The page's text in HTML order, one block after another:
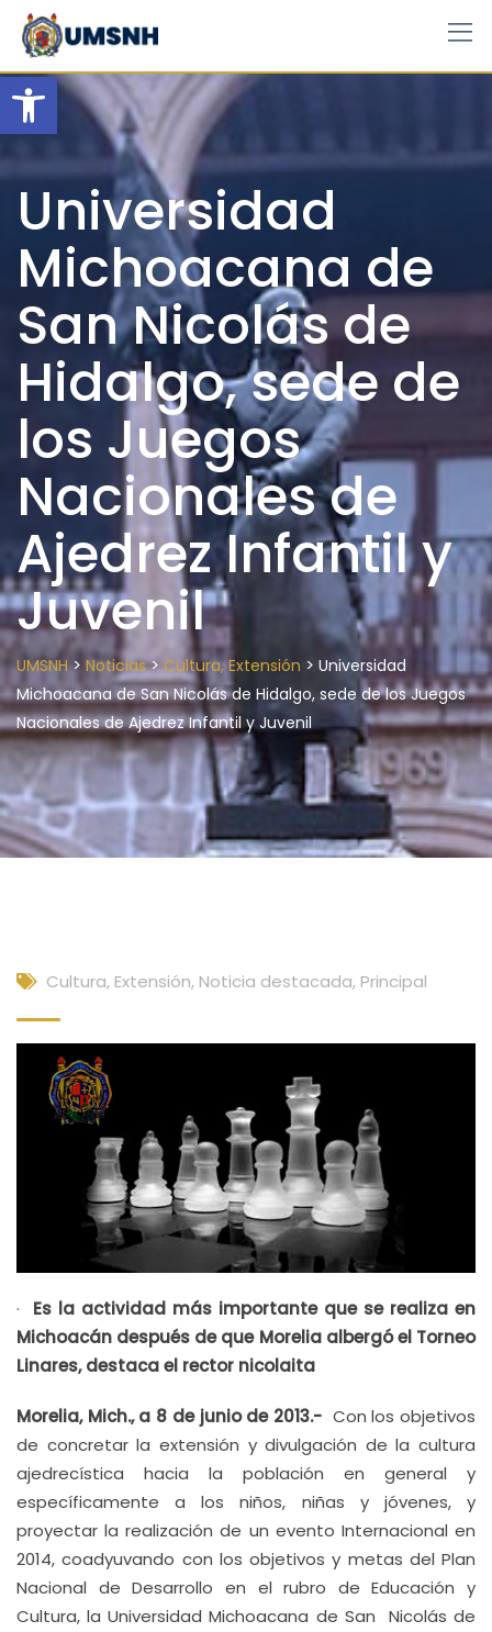
Open toolbar
Skip
content
Universidad
Michoacana de
San Nicolás de
Hidalgo, sede de
los Juegos
Nacionales de
Ajedrez Infantil y
Juvenil
UMSNH> Noticias>Cultura, Extensión > Universidad
Michoacana de San Nicolás de Hidalgo, sede de los Juegos
Nacionales de Ajedrez Infantil y Juvenil
Cultura, Extensión, Noticia destacada, Principal
· Es la actividad más importante que se realiza en
Michoacán después de que Morelia albergó el Torneo
Linares, destaca el rector nicolaita
Morelia, Mich., a 8 de junio de 2013.- Con los objetivos
de concretar la extensión y divulgación de la cultura
ajedrecística hacia la población en general y
específicamente a los niños, niñas y jóvenes, y
proyectar la realización de un evento Internacional en
2014, coadyuvando con los objetivos y metas del Plan
Nacional de Desarrollo en el rubro de Educación y
Cultura, la Universidad Michoacana de San Nicolás de